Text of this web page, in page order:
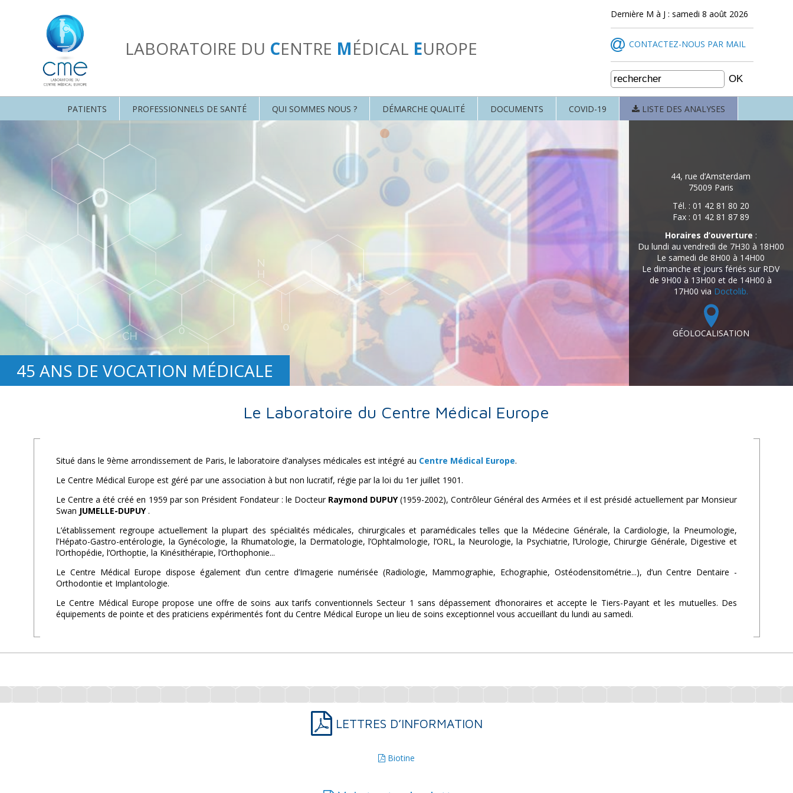
LABORATOIRE DU CENTRE MÉDICAL EUROPE
Dernière M à J : samedi 8 août 2026
CONTACTEZ-NOUS PAR MAIL
PATIENTS PROFESSIONNELS DE SANTÉ QUI SOMMES NOUS ? DÉMARCHE QUALITÉ DOCUMENTS COVID-19 LISTE DES ANALYSES
44, rue d’Amsterdam
75009 Paris
Tél. : 01 42 81 80 20
Fax : 01 42 81 87 89
Horaires d’ouverture :
Du lundi au vendredi de 7H30 à 18H00
Le samedi de 8H00 à 14H00
Le dimanche et jours fériés sur RDV
de 9H00 à 13H00 et de 14H00 à
17H00 via Doctolib.
GÉOLOCALISATION
45 ANS DE VOCATION MÉDICALE
Le Laboratoire du Centre Médical Europe
Situé dans le 9ème arrondissement de Paris, le laboratoire d’analyses médicales est intégré au Centre Médical Europe.
Le Centre Médical Europe est géré par une association à but non lucratif, régie par la loi du 1er juillet 1901.
Le Centre a été créé en 1959 par son Président Fondateur : le Docteur Raymond DUPUY(1959-2002), Contrôleur Général des Armées et il est présidé actuellement par Monsieur
Swan JUMELLE-DUPUY .
L’établissement regroupe actuellement la plupart des spécialités médicales, chirurgicales et paramédicales telles que la Médecine Générale, la Cardiologie, la Pneumologie,
l’Hépato-Gastro-entérologie, la Gynécologie, la Rhumatologie, la Dermatologie, l’Ophtalmologie, l’ORL, la Neurologie, la Psychiatrie, l’Urologie, Chirurgie Générale, Digestive et
l’Orthopédie, l’Orthoptie, la Kinésithérapie, l’Orthophonie...
Le Centre Médical Europe dispose également d’un centre d’Imagerie numérisée (Radiologie, Mammographie, Echographie, Ostéodensitométrie...), d’un Centre Dentaire -
Orthodontie et Implantologie.
Le Centre Médical Europe propose une offre de soins aux tarifs conventionnels Secteur 1 sans dépassement d’honoraires et accepte le Tiers-Payant et les mutuelles. Des
équipements de pointe et des praticiens expérimentés font du Centre Médical Europe un lieu de soins exceptionnel vous accueillant du lundi au samedi.
LETTRES D’INFORMATION
Biotine